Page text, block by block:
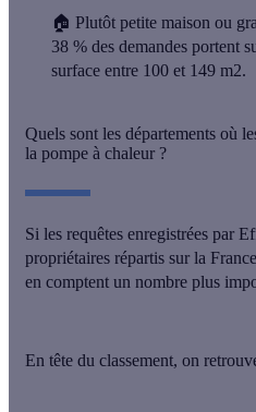
🏠 Plutôt petite maison ou
38 % des demandes portent
surface entre 100 et 149 m2.
Quels sont les départements où
la pompe à chaleur ?
Si les requêtes enregistrées par
propriétaires répartis sur la
en comptent un nombre plus
En tête du classement, on